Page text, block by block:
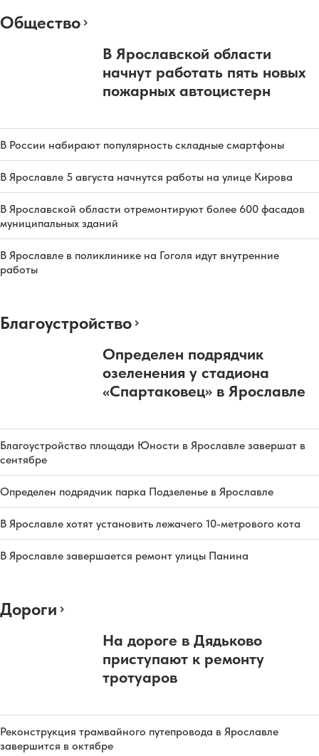
Общество
В Ярославской области
начнут работать пять новых
пожарных автоцистерн
В России набирают популярность складные смартфоны
В Ярославле 5 августа начнутся работы на улице Кирова
В Ярославской области отремонтируют более 600 фасадов
муниципальных зданий
В Ярославле в поликлинике на Гоголя идут внутренние
работы
Благоустройство
Определен подрядчик
озеленения у стадиона
«Спартаковец» в Ярославле
Благоустройство площади Юности в Ярославле завершат в
сентябре
Определен подрядчик парка Подзеленье в Ярославле
В Ярославле хотят установить лежачего 10-метрового кота
В Ярославле завершается ремонт улицы Панина
Дороги
На дороге в Дядьково
приступают к ремонту
тротуаров
Реконструкция трамвайного путепровода в Ярославле
завершится в октябре